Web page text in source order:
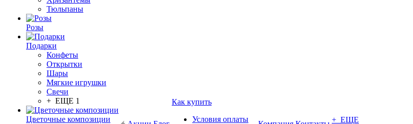
Тюльпаны
Розы
Подарки
Конфеты
Открытки
Шары
Мягкие игрушки
Свечи
+ ЕЩЕ 1
Цветочные композиции
Как купить
Условия оплаты
+ ЕЩЕ